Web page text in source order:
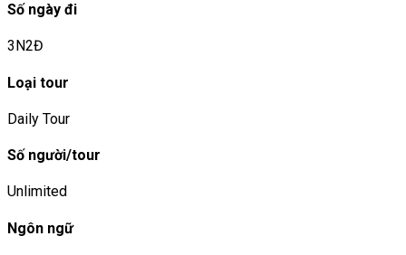
Số ngày đi
3N2Đ
Loại tour
Daily Tour
Số người/tour
Unlimited
Ngôn ngữ